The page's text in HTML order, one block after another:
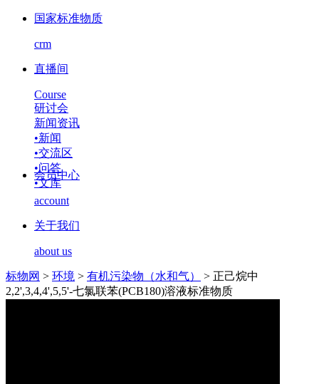
国家标准物质
crm
直播间
Course
研讨会
新闻资讯
•新闻
•交流区
•问答
•文库
会员中心
account
关于我们
about us
标物网 > 环境 > 有机污染物（水和气） > 正己烷中
2,2',3,4,4',5,5'-七氯联苯(PCB180)溶液标准物质